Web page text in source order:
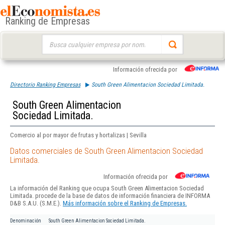
Ranking de Empresas
Información ofrecida por
Directorio Ranking Empresas South Green Alimentacion Sociedad Limitada.
South Green Alimentacion
Sociedad Limitada.
Comercio al por mayor de frutas y hortalizas | Sevilla
Datos comerciales de South Green Alimentacion Sociedad
Limitada.
Información ofrecida por
La información del Ranking que ocupa South Green Alimentacion Sociedad
Limitada. procede de la base de datos de información financiera de INFORMA
D&B S.A.U. (S.M.E.). Más información sobre el Ranking de Empresas.
Denominación South Green Alimentacion Sociedad Limitada.